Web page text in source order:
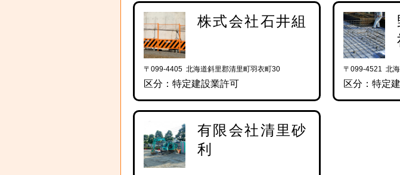
株式会社石井組
〒099-4405 北海道斜里郡清里町羽衣町30
区分：特定建設業許可
〒099-4521 北
区分：特定
有限会社清里砂
利